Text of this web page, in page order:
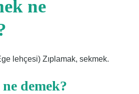
ne
lehçesi) Zıplamak, sekmek.
demek?